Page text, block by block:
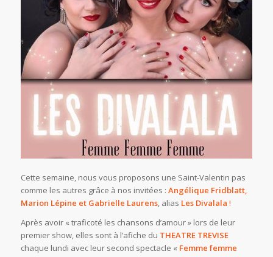
Cette semaine, nous vous proposons une Saint-Valentin pas
comme les autres grâce à nos invitées : Angélique Fridblatt,
Marion Lépine et Gabrielle Laurens, alias Les Divalala !
Après avoir « traficoté les chansons d’amour » lors de leur
premier show, elles sont à l’afiche du THEATRE TREVISE
chaque lundi avec leur second spectacle « Femme femme